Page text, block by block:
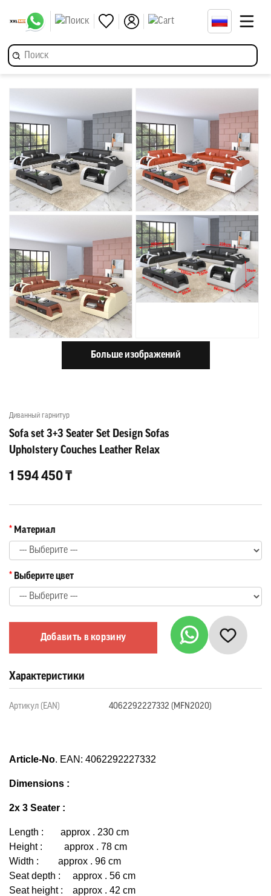
Больше изображений
Диванный гарнитур
Sofa set 3+3 Seater Set Design Sofas
Upholstery Couches Leather Relax
1 594 450 ₸
Материал
Выберите цвет
Добавить в корзину
Характеристики
Артикул (EAN) 4062292227332 (MFN2020)
Article-No. EAN: 4062292227332
Dimensions :
2x 3 Seater :
Length :       approx . 230 cm
Height :         approx . 78 cm
Width :        approx . 96 cm
Seat depth :     approx . 56 cm
Seat height :    approx . 42 cm